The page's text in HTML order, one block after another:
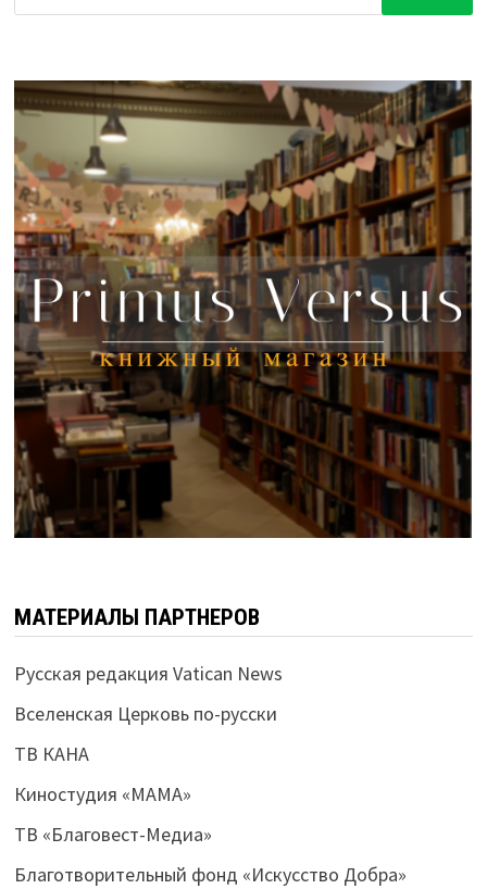
МАТЕРИАЛЫ ПАРТНЕРОВ
Русская редакция Vatican News
Вселенская Церковь по-русски
ТВ КАНА
Киностудия «МАМА»
ТВ «Благовест-Медиа»
Благотворительный фонд «Искусство Добра»